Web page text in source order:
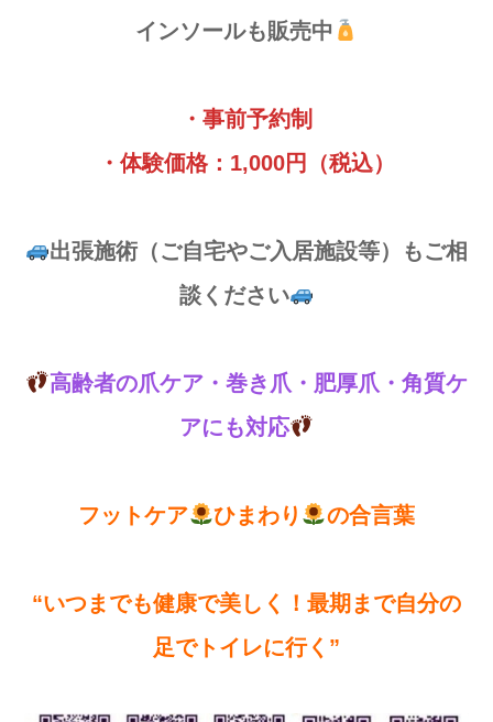
インソールも販売中
・事前予約制
・体験価格：1,000円（税込）
出張施術（ご自宅やご入居施設等）もご相
談ください
高齢者の爪ケア・巻き爪・肥厚爪・角質ケ
アにも対応
フットケア ひまわり の合言葉
“いつまでも健康で美しく！最期まで自分の
足でトイレに行く”